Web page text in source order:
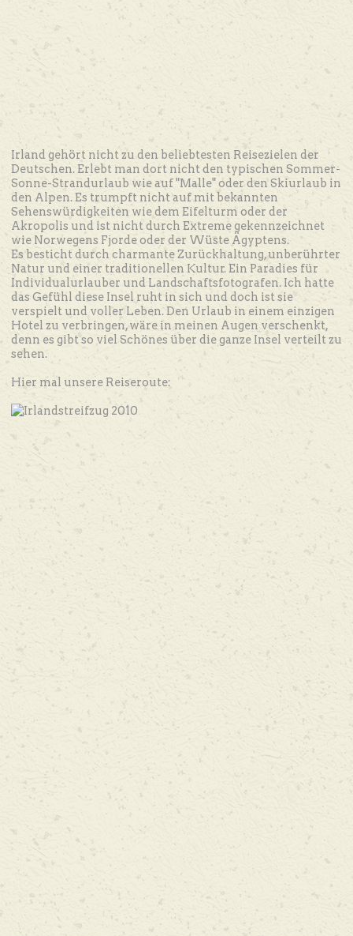
Irland gehört nicht zu den beliebtesten Reisezielen der
Deutschen. Erlebt man dort nicht den typischen Sommer-
Sonne-Strandurlaub wie auf "Malle" oder den Skiurlaub in
den Alpen. Es trumpft nicht auf mit bekannten
Sehenswürdigkeiten wie dem Eifelturm oder der
Akropolis und ist nicht durch Extreme gekennzeichnet
wie Norwegens Fjorde oder der Wüste Ägyptens.
Es besticht durch charmante Zurückhaltung, unberührter
Natur und einer traditionellen Kultur. Ein Paradies für
Individualurlauber und Landschaftsfotografen. Ich hatte
das Gefühl diese Insel ruht in sich und doch ist sie
verspielt und voller Leben. Den Urlaub in einem einzigen
Hotel zu verbringen, wäre in meinen Augen verschenkt,
denn es gibt so viel Schönes über die ganze Insel verteilt zu
sehen.
Hier mal unsere Reiseroute: